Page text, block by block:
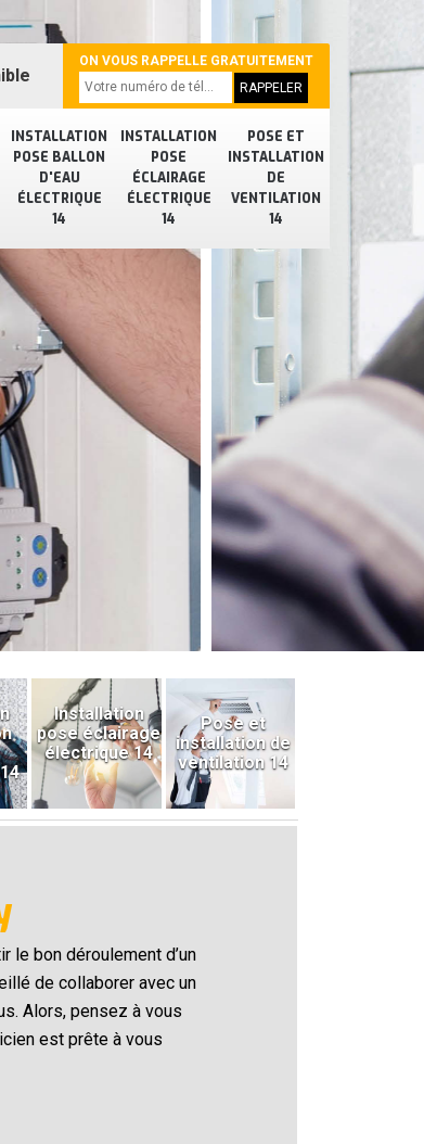
INSTALLATION
POSE BALLON
D'EAU
ÉLECTRIQUE
14
INSTALLATION
POSE
ÉCLAIRAGE
ÉLECTRIQUE
14
POSE ET
INSTALLATION
DE
VENTILATION
14
ON VOUS RAPPELLE GRATUITEMENT
Installation
pose éclairage
électrique 14
Pose et
installation de
ventilation 14
le bon déroulement d’un
de collaborer avec un
Alors, pensez à vous
est prête à vous